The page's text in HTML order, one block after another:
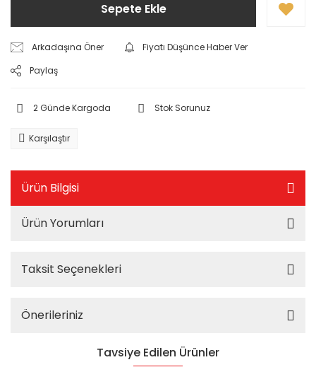
Sepete Ekle
Arkadaşına Öner
Fiyatı Düşünce Haber Ver
Paylaş
2 Günde Kargoda Stok Sorunuz
Karşılaştır
Ürün Bilgisi
Ürün Yorumları
Taksit Seçenekleri
Önerileriniz
Tavsiye Edilen Ürünler